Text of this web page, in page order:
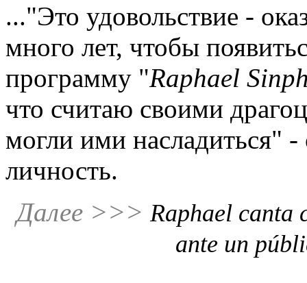
..."Это удовольствие -
много лет, чтобы
программу "Raphael
что считаю своими
могли ими насладиться" -
личность.
Далее >>> Raphael canta
ante un